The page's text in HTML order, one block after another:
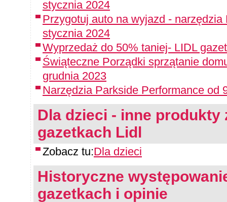
stycznia 2024
Przygotuj auto na wyjazd -
stycznia 2024
Wyprzedaż do 50% taniej- LIDL
Świąteczne Porządki sprzątanie
grudnia 2023
Narzędzia Parkside Performance od
Dla dzieci - inne produkty
gazetkach Lidl
Zobacz tu:Dla dzieci
Historyczne
gazetkach i opinie